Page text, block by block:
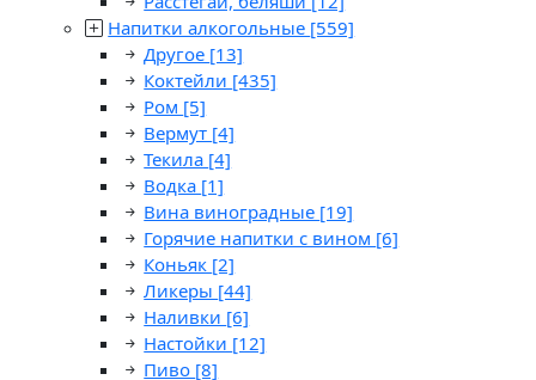
Напитки алкогольные [559]
Другое [13]
Коктейли [435]
Ром [5]
Вермут [4]
Текила [4]
Водка [1]
Вина виноградные [19]
Горячие напитки с вином [6]
Коньяк [2]
Ликеры [44]
Наливки [6]
Настойки [12]
Пиво [8]